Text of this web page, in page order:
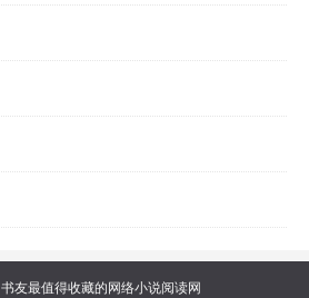
书友最值得收藏的网络小说阅读网